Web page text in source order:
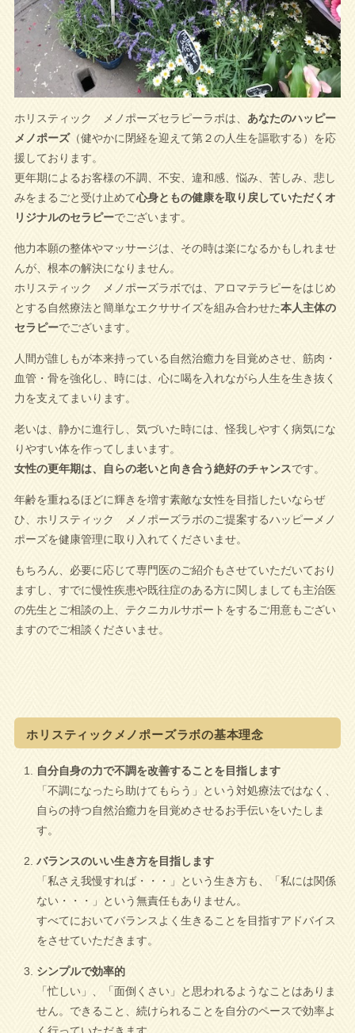
ホリスティック メノポーズセラピーラボは、 あなたのハッピー
メノポーズ（健やかに閉経を迎えて第２の人生を謳歌する）を応
援しております。
更年期によるお客様の不調、不安、違和感、悩み、苦しみ、悲し
みをまるごと受け止めて心身ともの健康を取り戻していただくオ
リジナルのセラピーでございます。
他力本願の整体やマッサージは、その時は楽になるかもしれませ
んが、根本の解決になりません。
ホリスティック メノポーズラボでは、アロマテラピーをはじめ
とする自然療法と簡単なエクササイズを組み合わせた本人主体の
セラピーでございます。
人間が誰しもが本来持っている自然治癒力を目覚めさせ、筋肉・
血管・骨を強化し、時には、心に喝を入れながら人生を生き抜く
力を支えてまいります。
老いは、静かに進行し、気づいた時には、怪我しやすく病気にな
りやすい体を作ってしまいます。
女性の更年期は、自らの老いと向き合う絶好のチャンスです。
年齢を重ねるほどに輝きを増す素敵な女性を目指したいならぜ
ひ、ホリスティック メノポーズラボのご提案するハッピーメノ
ポーズを健康管理に取り入れてくださいませ。
もちろん、必要に応じて専門医のご紹介もさせていただいており
ますし、すでに慢性疾患や既往症のある方に関しましても主治医
の先生とご相談の上、テクニカルサポートをするご用意もござい
ますのでご相談くださいませ。
ホリスティックメノポーズラボの基本理念
自分自身の力で不調を改善することを目指します
「不調になったら助けてもらう」という対処療法ではなく、
自らの持つ自然治癒力を目覚めさせるお手伝いをいたしま
す。
バランスのいい生き方を目指します
「私さえ我慢すれば・・・」という生き方も、「私には関係
ない・・・」という無責任もありません。
すべてにおいてバランスよく生きることを目指すアドバイス
をさせていただきます。
シンプルで効率的
「忙しい」、「面倒くさい」と思われるようなことはありま
せん。できること、続けられることを自分のペースで効率よ